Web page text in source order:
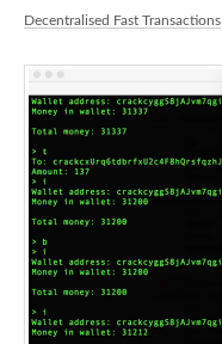
Decentralised Fast Transactions